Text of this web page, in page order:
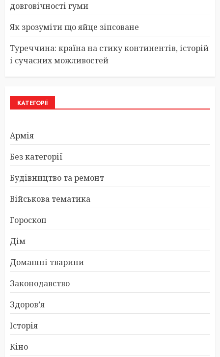
довговічності гуми
Як зрозуміти що яйце зіпсоване
Туреччина: країна на стику континентів, історій
і сучасних можливостей
КАТЕГОРІЇ
Армія
Без категорії
Будівництво та ремонт
Військова тематика
Гороскоп
Дім
Домашні тварини
Законодавство
Здоров’я
Історія
Кіно